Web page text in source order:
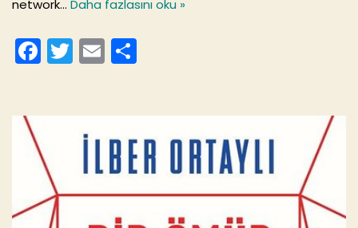
network… Daha fazlasını oku »
F
a
e
b
o
o
T
w
er
E
m
l e